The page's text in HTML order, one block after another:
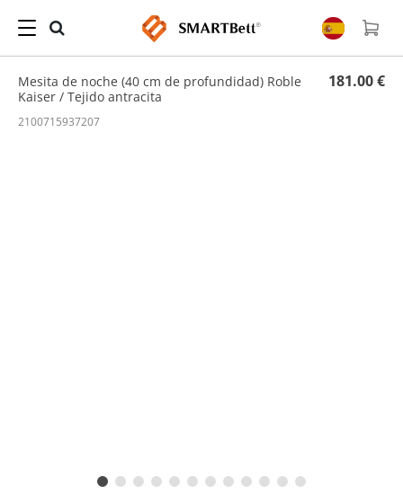
Hogar Mesita de noche
/ Mesita de noche (40 cm de profundidad) Roble Kaiser / Tejido
Mesita de noche (40 cm de profundidad) Roble
Kaiser / Tejido antracita
181.00 €
2100715937207